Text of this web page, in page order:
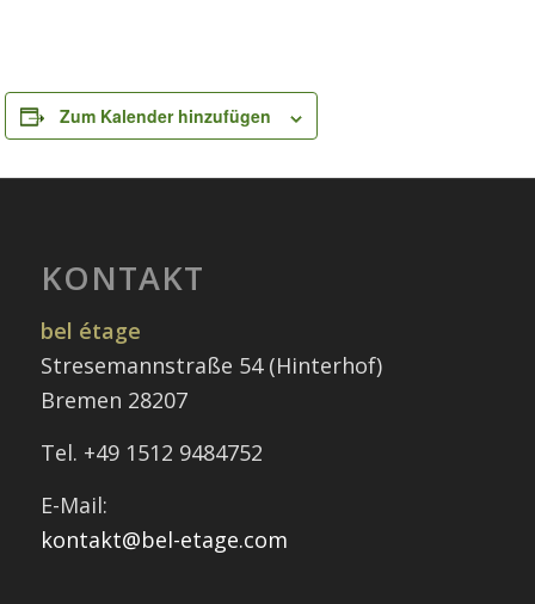
Zum Kalender hinzufügen
KONTAKT
bel étage
Stresemannstraße 54 (Hinterhof)
Bremen 28207
Tel. +49 1512 9484752
E-Mail:
kontakt@bel-etage.com